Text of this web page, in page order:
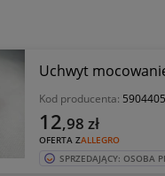
Uchwyt
Kod producenta:
OFERTA ZALLEGRO
12,98 zł
SPRZEDAJĄCY: OSOBA